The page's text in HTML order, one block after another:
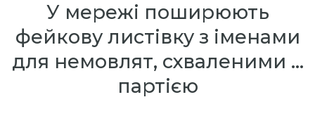
У мережі поширюють
фейкову листівку з іменами
для немовлят, схваленими …
партією